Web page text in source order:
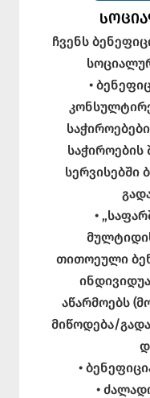
ჩვენს
•
საჭიროების
სერვისებში
•
თითოეული
აწარმოებს
მიწოდება/
•
•